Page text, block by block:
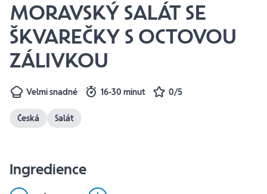
MORAVSKÝ SALÁT SE
ŠKVAREČKY S OCTOVOU
ZÁLIVKOU
Velmi snadné 16-30 minut 0/5
Česká Salát
Ingredience